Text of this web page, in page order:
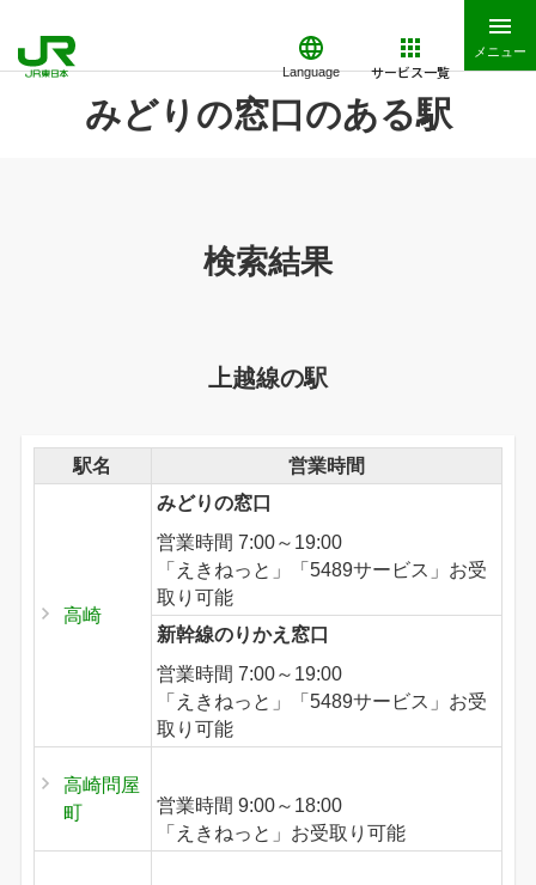
Language サービス一覧
メニュー
みどりの窓口のある駅
検索結果
上越線の駅
駅名 営業時間
高崎
みどりの窓口
営業時間 7:00～19:00
「えきねっと」「5489サービス」お受
取り可能
新幹線のりかえ窓口
営業時間 7:00～19:00
「えきねっと」「5489サービス」お受
取り可能
高崎問屋
町
営業時間 9:00～18:00
「えきねっと」お受取り可能